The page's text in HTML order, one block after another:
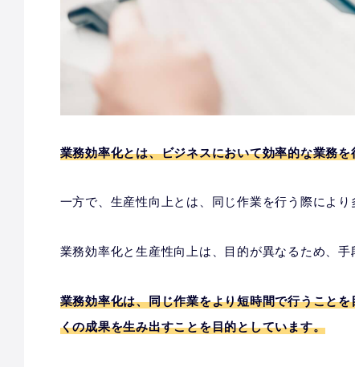
業務効率化とは、ビジネスにおいて効率的な業務
一方で、生産性向上とは、同じ作業を行う際によ
業務効率化と生産性向上は、目的が異なるため、手
業務効率化は、同じ作業をより短時間で行うこと
くの成果を生み出すことを目的としています。